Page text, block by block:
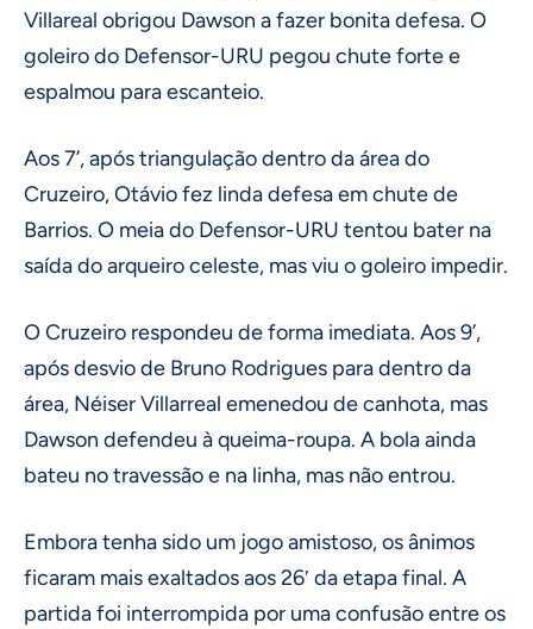
Villareal obrigou Dawson a fazer bonita defesa. O
goleiro do Defensor-URU pegou chute forte e
espalmou para escanteio.
Aos 7’, após triangulação dentro da área do
Cruzeiro, Otávio fez linda defesa em chute de
Barrios. O meia do Defensor-URU tentou bater na
saída do arqueiro celeste, mas viu o goleiro impedir.
O Cruzeiro respondeu de forma imediata. Aos 9’,
após desvio de Bruno Rodrigues para dentro da
área, Néiser Villarreal emenedou de canhota, mas
Dawson defendeu à queima-roupa. A bola ainda
bateu no travessão e na linha, mas não entrou.
Embora tenha sido um jogo amistoso, os ânimos
ficaram mais exaltados aos 26′ da etapa final. A
partida foi interrompida por uma confusão entre os